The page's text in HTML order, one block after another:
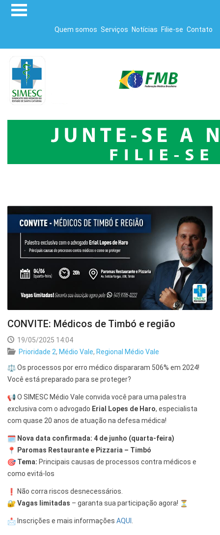
Quem somos Serviços Notícias Filie-se Contato
CONVITE: Médicos de Timbó e região
19/05/2025 14:04
Prioridade 2, Médio Vale, Regional Médio Vale
Os processos por erro médico dispararam 506% em 2024!
Você está preparado para se proteger?
O SIMESC Médio Vale convida você para uma palestra
exclusiva com o advogado Erial Lopes de Haro, especialista
com quase 20 anos de atuação na defesa médica!
Nova data confirmada: 4 de junho (quarta-feira)
Paromas Restaurante e Pizzaria – Timbó
Tema: Principais causas de processos contra médicos e
como evitá-los
Não corra riscos desnecessários.
Vagas limitadas – garanta sua participação agora!
Inscrições e mais informações AQUI